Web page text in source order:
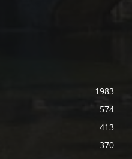
1983
574
413
370